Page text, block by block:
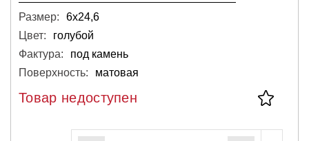
Размер:
6х24,6
Цвет:
голубой
Фактура:
под камень
Поверхность:
матовая
Товар недоступен